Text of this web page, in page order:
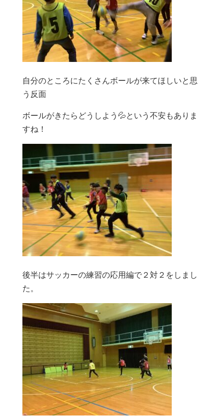
自分のところにたくさんボールが来てほしいと思
う反面
ボールがきたらどうしよう💦という不安もありま
すね！
後半はサッカーの練習の応用編で２対２をしまし
た。